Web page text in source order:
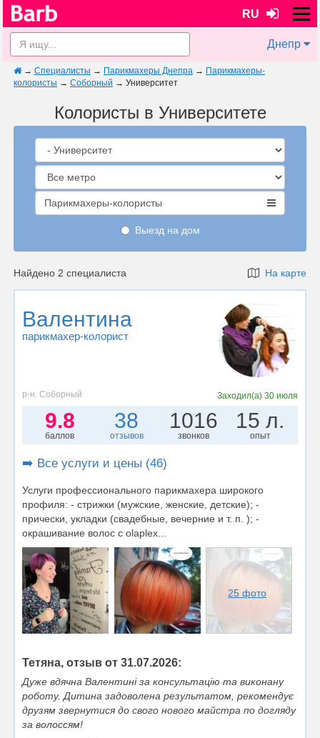
RU
Днепр
→ Специалисты → Парикмахеры Днепра → Парикмахеры-
колористы → Соборный → Университет
Колористы в Университете
Парикмахеры-колористы
Выезд на дом
Найдено 2 специалиста На карте
Валентина
парикмахер-колорист
р-н. Соборный Заходил(а) 30 июля
9.8
баллов
38
отзывов
1016
звонков
15 л.
опыт
➡️ Все услуги и цены (46)
Услуги профессионального парикмахера широкого
профиля: - стрижки (мужские, женские, детские); -
прически, укладки (свадебные, вечерние и т. п. ); -
окрашивание волос с olaplex...
25 фото
Тетяна, отзыв от 31.07.2026:
Дуже вдячна Валентині за консультацію та виконану
роботу. Дитина задоволена результатом, рекомендує
друзям звернутися до свого нового майстра по догляду
за волоссям!